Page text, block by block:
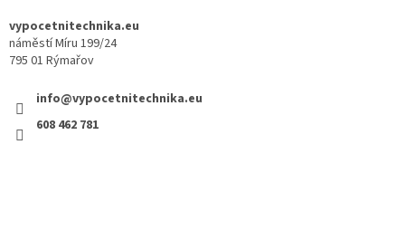
vypocetnitechnika.eu
náměstí Míru 199/24
795 01 Rýmařov
info@vypocetnitechnika.eu
608 462 781